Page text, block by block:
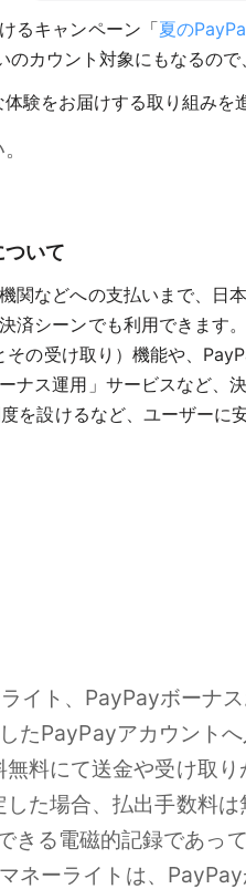
るキャンペーン「夏の
カウント対象にもなるので
験をお届けする取り組みを
いて
などへの支払いまで、日
シーンでも利用できます
の受け取り）機能や、
ス運用」サービスなど、
設けるなど、ユーザーに
ト、PayPayボーナ
PayPayアカウント
料にて送金や受け取
た場合、払出手数料
る電磁的記録であっ
ーライトは、